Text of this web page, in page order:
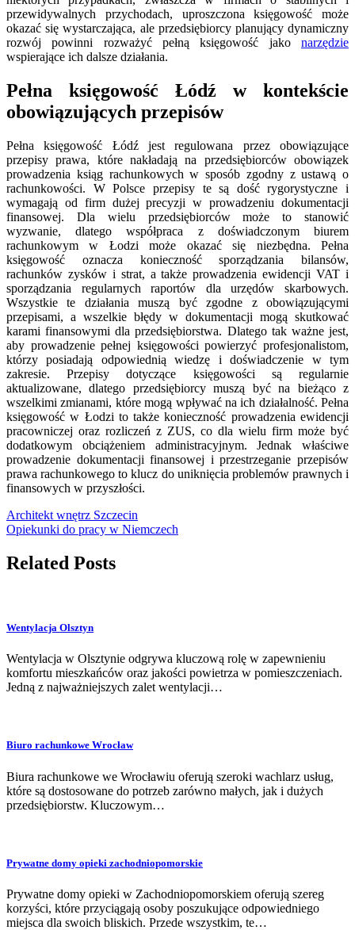
przewidywalnych przychodach, uproszczona księgowość może
okazać się wystarczająca, ale przedsiębiorcy planujący dynamiczny
rozwój powinni rozważyć pełną księgowość jako narzędzie
wspierające ich dalsze działania.
Pełna księgowość Łódź w kontekście
obowiązujących przepisów
Pełna księgowość Łódź jest regulowana przez obowiązujące
przepisy prawa, które nakładają na przedsiębiorców obowiązek
prowadzenia ksiąg rachunkowych w sposób zgodny z ustawą o
rachunkowości. W Polsce przepisy te są dość rygorystyczne i
wymagają od firm dużej precyzji w prowadzeniu dokumentacji
finansowej. Dla wielu przedsiębiorców może to stanowić
wyzwanie, dlatego współpraca z doświadczonym biurem
rachunkowym w Łodzi może okazać się niezbędna. Pełna
księgowość oznacza konieczność sporządzania bilansów,
rachunków zysków i strat, a także prowadzenia ewidencji VAT i
sporządzania regularnych raportów dla urzędów skarbowych.
Wszystkie te działania muszą być zgodne z obowiązującymi
przepisami, a wszelkie błędy w dokumentacji mogą skutkować
karami finansowymi dla przedsiębiorstwa. Dlatego tak ważne jest,
aby prowadzenie pełnej księgowości powierzyć profesjonalistom,
którzy posiadają odpowiednią wiedzę i doświadczenie w tym
zakresie. Przepisy dotyczące księgowości są regularnie
aktualizowane, dlatego przedsiębiorcy muszą być na bieżąco z
wszelkimi zmianami, które mogą wpływać na ich działalność. Pełna
księgowość w Łodzi to także konieczność prowadzenia ewidencji
pracowniczej oraz rozliczeń z ZUS, co dla wielu firm może być
dodatkowym obciążeniem administracyjnym. Jednak właściwe
prowadzenie dokumentacji finansowej i przestrzeganie przepisów
prawa rachunkowego to klucz do uniknięcia problemów prawnych i
finansowych w przyszłości.
Nawigacja
wpisu
Architekt wnętrz Szczecin
Opiekunki do pracy w Niemczech
Related Posts
Wentylacja Olsztyn
Wentylacja w Olsztynie odgrywa kluczową rolę w zapewnieniu
komfortu mieszkańców oraz jakości powietrza w pomieszczeniach.
Jedną z najważniejszych zalet wentylacji…
Biuro rachunkowe Wrocław
Biura rachunkowe we Wrocławiu oferują szeroki wachlarz usług,
które są dostosowane do potrzeb zarówno małych, jak i dużych
przedsiębiorstw. Kluczowym…
Prywatne domy opieki zachodniopomorskie
Prywatne domy opieki w Zachodniopomorskiem oferują szereg
korzyści, które przyciągają osoby poszukujące odpowiedniego
miejsca dla swoich bliskich. Przede wszystkim, te…